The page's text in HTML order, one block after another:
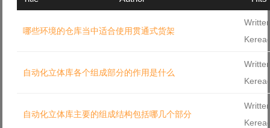
哪些环境的仓库当中适合使用贯通式货架
自动化立体库各个组成部分的作用是什么
自动化立体库主要的组成结构包括哪几个部分
Forgot your username?